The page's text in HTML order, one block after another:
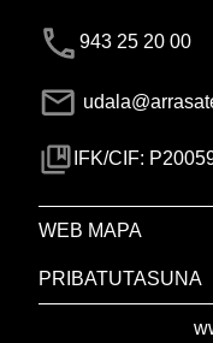
943 25 20 00
IFK/CIF:
WEB MAPA
PRIBATUTASUNA